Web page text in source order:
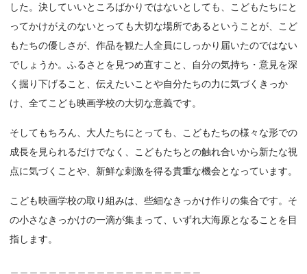
した。決していいところばかりではないとしても、こどもたちにと
ってかけがえのないとっても大切な場所であるということが、こど
もたちの優しさが、作品を観た人全員にしっかり届いたのではない
でしょうか。ふるさとを見つめ直すこと、自分の気持ち・意見を深
く掘り下げること、伝えたいことや自分たちの力に気づくきっか
け、全てこども映画学校の大切な意義です。
そしてもちろん、大人たちにとっても、こどもたちの様々な形での
成長を見られるだけでなく、こどもたちとの触れ合いから新たな視
点に気づくことや、新鮮な刺激を得る貴重な機会となっています。
こども映画学校の取り組みは、些細なきっかけ作りの集合です。そ
の小さなきっかけの一滴が集まって、いずれ大海原となることを目
指します。